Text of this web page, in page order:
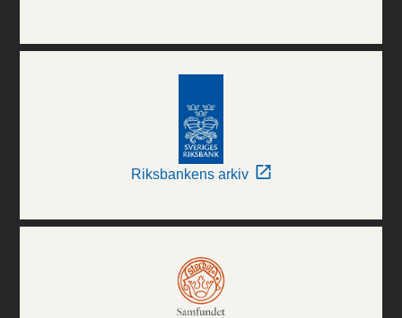
Riksbankens arkiv